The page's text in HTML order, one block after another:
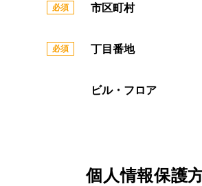
市区町村
丁目番地
ビル・フロア
個人情報保護